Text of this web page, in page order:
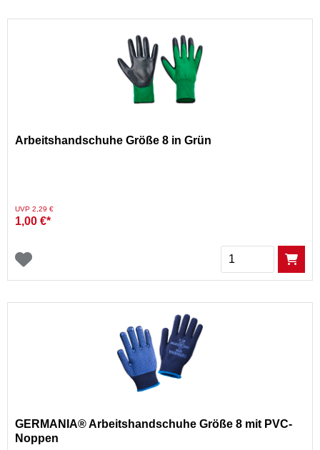
Arbeitshandschuhe Größe 8 in Grün
Preis reduziert von
UVP 2,29 €auf
1,00 €*
Menge
GERMANIA® Arbeitshandschuhe Größe 8 mit PVC-
Noppen